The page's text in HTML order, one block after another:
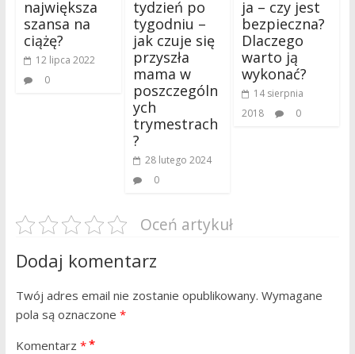
największa
szansa na
ciążę?
12 lipca 2022
0
tydzień po
tygodniu –
jak czuje się
przyszła
mama w
poszczególn
ych
trymestrach
?
28 lutego 2024
0
ja – czy jest
bezpieczna?
Dlaczego
warto ją
wykonać?
14 sierpnia
2018
0
Oceń artykuł
Dodaj komentarz
Twój adres email nie zostanie opublikowany. Wymagane
pola są oznaczone *
Komentarz *